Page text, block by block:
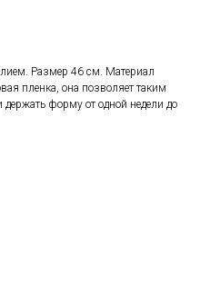
Размер 46 см. Материал
пленка, она позволяет таким
форму от одной недели до